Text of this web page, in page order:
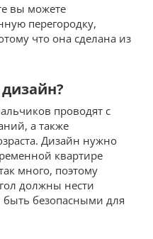
вы можете
перегородку,
что она сделана из
проводят с
а также
Дизайн нужно
квартире
много, поэтому
должны нести
безопасными для